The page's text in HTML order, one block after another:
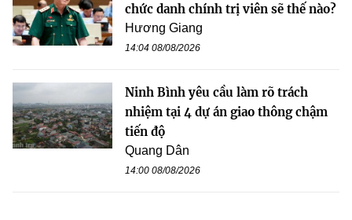
chức danh chính trị viên sẽ thế nào?
Hương Giang
14:04 08/08/2026
Ninh Bình yêu cầu làm rõ trách
nhiệm tại 4 dự án giao thông chậm
tiến độ
Quang Dân
14:00 08/08/2026